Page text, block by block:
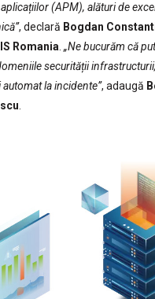
(APM), alături de
, declară Bogdan
Romania. „Ne bucurăm că
securității
la incidente”, adaugă
.